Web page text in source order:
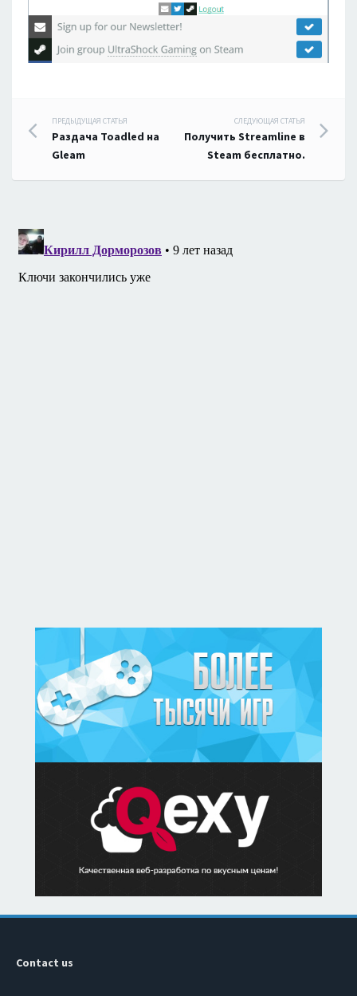
Навигация
по
записям
ПРЕДЫДУЩАЯ СТАТЬЯ
Раздача Toadled на
Gleam
СЛЕДУЮЩАЯ СТАТЬЯ
Получить Streamline в
Steam бесплатно.
Contact us